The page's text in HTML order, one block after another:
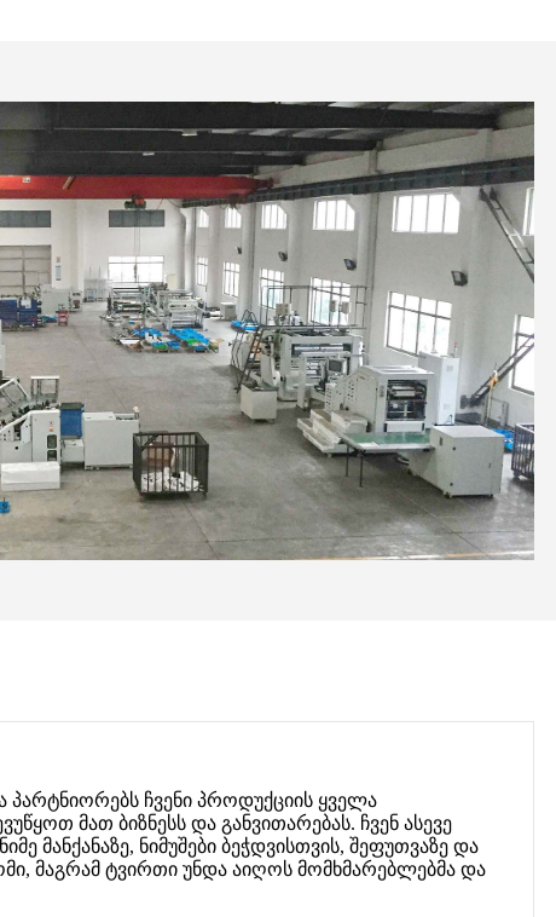
პარტნიორებს ჩვენი პროდუქციის ყველა
მათ ბიზნესს და განვითარებას. ჩვენ ასევე
მანქანაზე, ნიმუშები ბეჭდვისთვის, შეფუთვაზე და
მაგრამ ტვირთი უნდა აიღოს მომხმარებლებმა და